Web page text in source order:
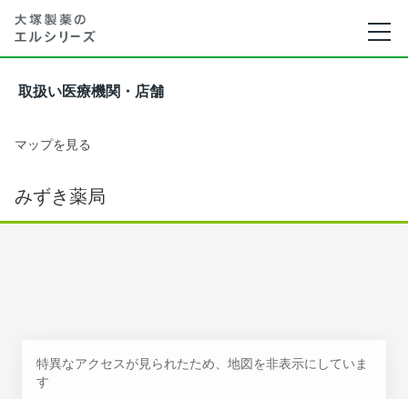
取扱い医療機関・店舗
マップを見る
みずき薬局
特異なアクセスが見られたため、地図を非表示にしていま
す